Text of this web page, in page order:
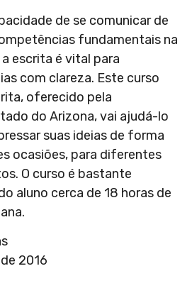
de se comunicar de
fundamentais na
escrita é vital para
com clareza. Este curso
oferecido pela
do Arizona, vai ajudá-lo
suas ideias de forma
ocasiões, para diferentes
O curso é bastante
aluno cerca de 18 horas de
2016